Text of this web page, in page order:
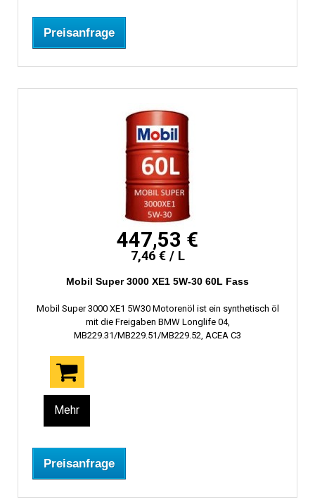
Preisanfrage
447,53 €
7,46 € / L
Mobil Super 3000 XE1 5W-30 60L Fass
Mobil Super 3000 XE1 5W30 Motorenöl ist ein synthetisch öl
mit die Freigaben BMW Longlife 04,
MB229.31/MB229.51/MB229.52, ACEA C3
Mehr
Preisanfrage